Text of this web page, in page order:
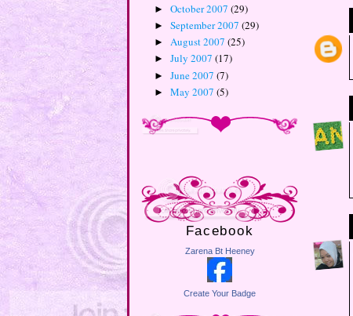
► October 2007 (29)
► September 2007 (29)
► August 2007 (25)
► July 2007 (17)
► June 2007 (7)
► May 2007 (5)
Facebook
Zarena Bt Heeney
Create Your Badge